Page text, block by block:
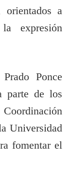
orientados a
expresión
Ponce
parte de los
Universidad
fomentar el